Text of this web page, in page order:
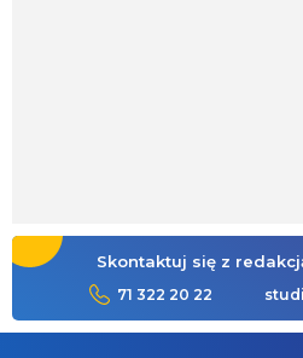
Skontaktuj się z
71 322 20 22